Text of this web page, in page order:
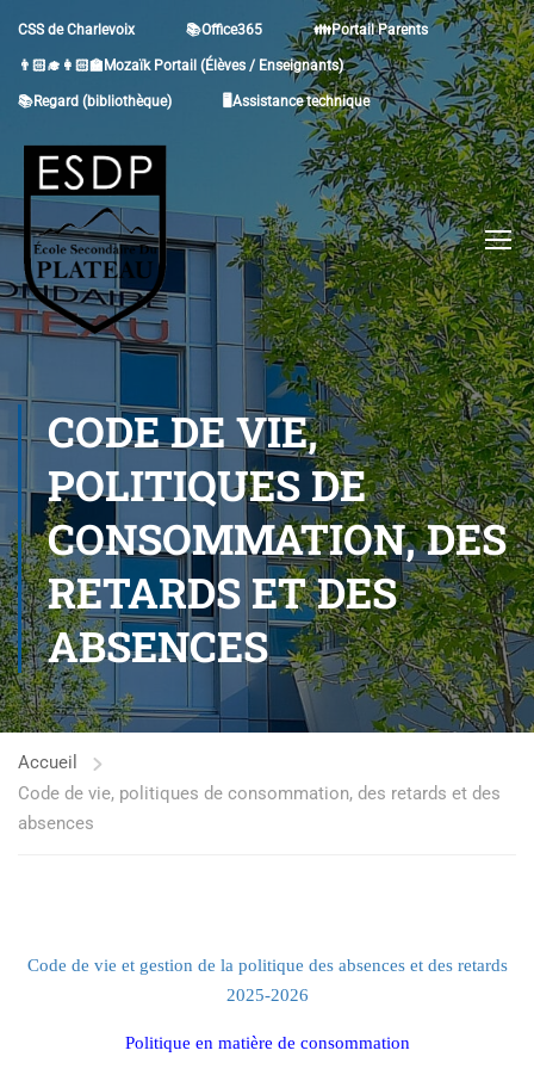
CSS de Charlevoix 📚Office365 👪Portail Parents
👨🏻‍🎓👩🏻‍🏫Mozaïk Portail (Élèves / Enseignants)
📚Regard (bibliothèque) 🖥Assistance technique
CODE DE VIE,
POLITIQUES DE
CONSOMMATION, DES
RETARDS ET DES
ABSENCES
Accueil
Code de vie, politiques de consommation, des retards et des
absences
Code de vie et gestion de la politique des absences et des retards
2025-2026
Politique en matière de consommation